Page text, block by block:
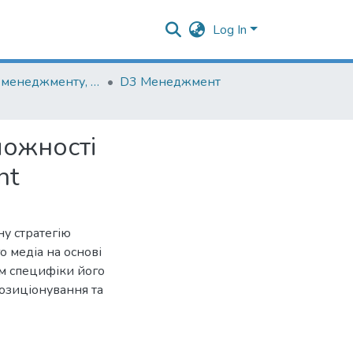
Log In
Кафедра менеджменту, маркетингу та підприємництва
D3 Менеджмент
стратегію
на основі
специфіки його
та